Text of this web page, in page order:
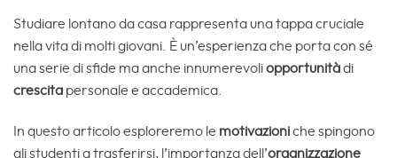
Studiare lontano da casa rappresenta una tappa cruciale
nella vita di molti giovani. È un’esperienza che porta con sé
una serie di sfide ma anche innumerevoliopportunitàdi
crescita personale e accademica.
In questo articolo esploreremo le motivazioniche spingono
gli studenti a trasferirsi, l’importanza dell’organizzazione